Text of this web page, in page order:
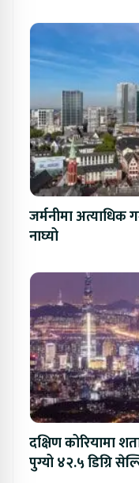
जर्मनीमा अत्याधिक
नाघ्यो
दक्षिण कोरियामा
पुग्यो ४२.५ डिग्रि